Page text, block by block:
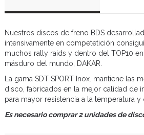
Nuestros discos de freno BDS
intensivamente en competetición
muchos rally raids y dentro del TOP10
másduro del mundo, DAKAR.
La gama SDT SPORT Inox. mantiene las
disco, fabricados en la mejor calidad de
para mayor resistencia a la temperatura y
Es necesario comprar 2 unidades de